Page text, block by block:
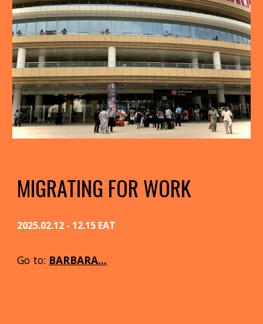
MIGRATING FOR WORK
2025.02.12 - 12.15 EAT
Go to: BARBARA...